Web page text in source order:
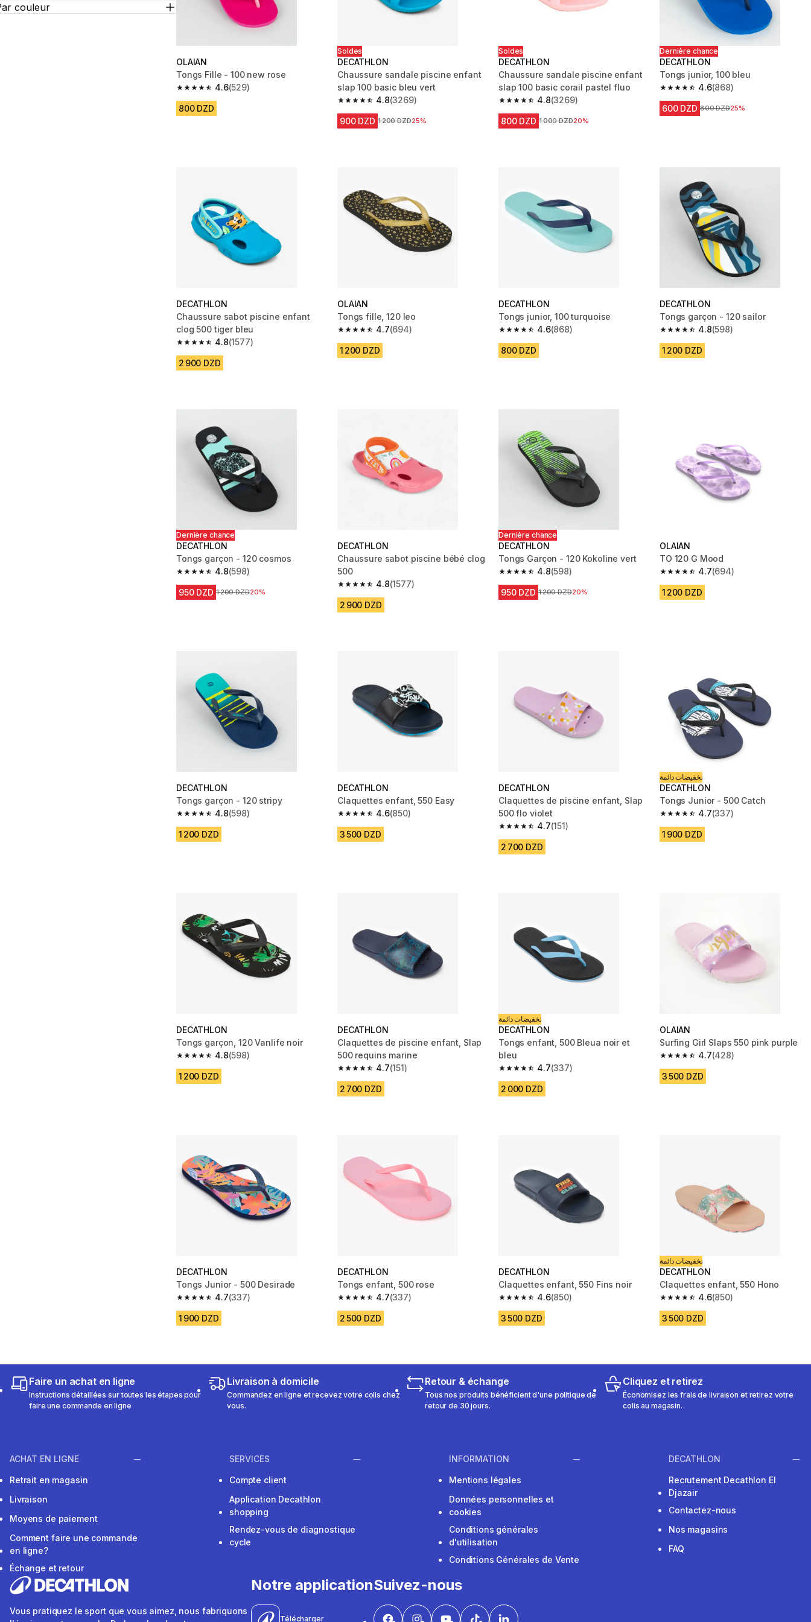
couleur
OLAIAN
Tongs Fille - 100 new rose
4.6
4.6 out of 5 stars from 529 reviews
(529)
800 DZD
Soldes
DECATHLON
Chaussure sandale piscine enfant
slap 100 basic bleu vert
4.8
4.8 out of 5 stars from 3269 reviews
(3269)
900 DZD Prix avant la réduction
1 200 DZD25%
Soldes
DECATHLON
Chaussure sandale piscine enfant
slap 100 basic corail pastel fluo
4.8
4.8 out of 5 stars from 3269 reviews
(3269)
800 DZD Prix avant la réduction
1 000 DZD20%
Dernière chance
DECATHLON
Tongs junior, 100 bleu
4.6
4.6 out of 5 stars from 868 reviews
(868)
600 DZD Prix avant la réduction
800 DZD25%
DECATHLON
Chaussure sabot piscine enfant
clog 500 tiger bleu
4.8
4.8 out of 5 stars from 1577 reviews
(1577)
2 900 DZD
OLAIAN
Tongs fille, 120 leo
4.7
4.7 out of 5 stars from 694 reviews
(694)
1 200 DZD
DECATHLON
Tongs junior, 100 turquoise
4.6
4.6 out of 5 stars from 868 reviews
(868)
800 DZD
DECATHLON
Tongs garçon - 120 sailor
4.8
4.8 out of 5 stars from 598 reviews
(598)
1 200 DZD
Dernière chance
DECATHLON
Tongs garçon - 120 cosmos
4.8
4.8 out of 5 stars from 598 reviews
(598)
950 DZD Prix avant la réduction
1 200 DZD20%
DECATHLON
Chaussure sabot piscine bébé clog
500
4.8
4.8 out of 5 stars from 1577 reviews
(1577)
2 900 DZD
Dernière chance
DECATHLON
Tongs Garçon - 120 Kokoline vert
4.8
4.8 out of 5 stars from 598 reviews
(598)
950 DZD Prix avant la réduction
1 200 DZD20%
OLAIAN
TO 120 G Mood
4.7
4.7 out of 5 stars from 694 reviews
(694)
1 200 DZD
DECATHLON
Tongs garçon - 120 stripy
4.8
4.8 out of 5 stars from 598 reviews
(598)
1 200 DZD
DECATHLON
Claquettes enfant, 550 Easy
4.6
4.6 out of 5 stars from 850 reviews
(850)
3 500 DZD
DECATHLON
Claquettes de piscine enfant, Slap
500 flo violet
4.7
4.7 out of 5 stars from 151 reviews
(151)
2 700 DZD
تخفيضات دائمة
DECATHLON
Tongs Junior - 500 Catch
4.7
4.7 out of 5 stars from 337 reviews
(337)
1 900 DZD
DECATHLON
Tongs garçon, 120 Vanlife noir
4.8
4.8 out of 5 stars from 598 reviews
(598)
1 200 DZD
DECATHLON
Claquettes de piscine enfant, Slap
500 requins marine
4.7
4.7 out of 5 stars from 151 reviews
(151)
2 700 DZD
تخفيضات دائمة
DECATHLON
Tongs enfant, 500 Bleua noir et
bleu
4.7
4.7 out of 5 stars from 337 reviews
(337)
2 000 DZD
OLAIAN
Surfing Girl Slaps 550 pink purple
4.7
4.7 out of 5 stars from 428 reviews
(428)
3 500 DZD
DECATHLON
Tongs Junior - 500 Desirade
4.7
4.7 out of 5 stars from 337 reviews
(337)
1 900 DZD
DECATHLON
Tongs enfant, 500 rose
4.7
4.7 out of 5 stars from 337 reviews
(337)
2 500 DZD
DECATHLON
Claquettes enfant, 550 Fins noir
4.6
4.6 out of 5 stars from 850 reviews
(850)
3 500 DZD
تخفيضات دائمة
DECATHLON
Claquettes enfant, 550 Hono
4.6
4.6 out of 5 stars from 850 reviews
(850)
3 500 DZD
Faire un achat en ligne
Instructions détaillées sur toutes les étapes pour
faire une commande en ligne
Livraison à domicile
Commandez en ligne et recevez votre colis chez
vous.
Retour & échange
Tous nos produits bénéficient d'une politique de
retour de 30 jours.
Cliquez et retirez
Économisez les frais de livraison et retirez votre
colis au magasin.
ACHAT EN LIGNE
Retrait en magasin
Livraison
Moyens de paiement
Comment faire une commande
en ligne?
Échange et retour
SERVICES
Compte client
Application Decathlon
shopping
Rendez-vous de diagnostique
cycle
INFORMATION
Mentions légales
Données personnelles et
cookies
Conditions générales
d'utilisation
Conditions Générales de Vente
DECATHLON
Recrutement Decathlon El
Djazair
Contactez-nous
Nos magasins
FAQ
Vous pratiquez le sport que vous aimez, nous fabriquons
Notre application
Télécharger
Suivez-nous